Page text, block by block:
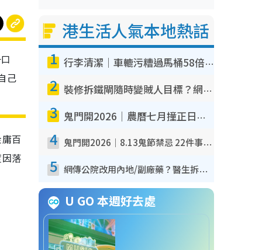
己
百
落
港生活人氣本地熱話
1 行李清潔｜車轆污糟過馬桶58倍！專家警告忌用酒精抹 教1招免污手除菌
2 裝修拆鐵閘隨時變賊人目標？網民揭2大關鍵用途：裝新式等於白裝？附新舊鐵閘分別
3 鬼門開2026｜農曆七月撞正日全食特別邪？專家警告切忌做一事！揭4大禁忌+2招保平安
4 鬼門開2026｜8.13鬼節禁忌 22件事唔做得！燒肉、刺身要少食？半夜勿吹口哨/打呢個電話
5 網傳公院改用內地/副廠藥？醫生拆解正副廠分別 揭4類人換藥隨時出事
U GO 本週好去處